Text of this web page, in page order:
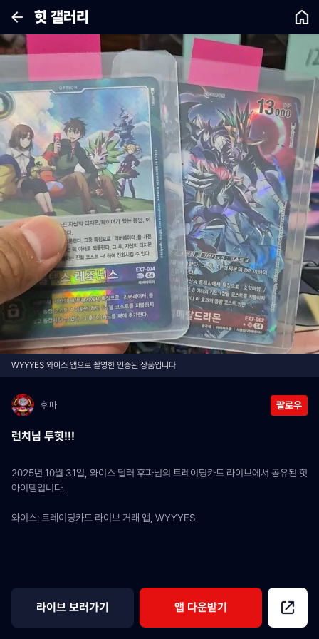
힛 갤러리
WYYYES 와이스 앱으로 촬영한 인증된 상품입니다
후파 팔로우
런치님 투힛!!!
2025년 10월 31일, 와이스 딜러 후파님의 트레이딩카드 라이브에서 공유된 힛
아이템입니다.
와이스: 트레이딩카드 라이브 거래 앱, WYYYES
라이브 보러가기 앱 다운받기